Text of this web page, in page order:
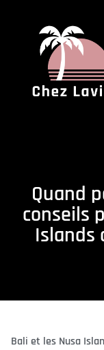
Quand
conseils
Islands
Bali et les Nusa